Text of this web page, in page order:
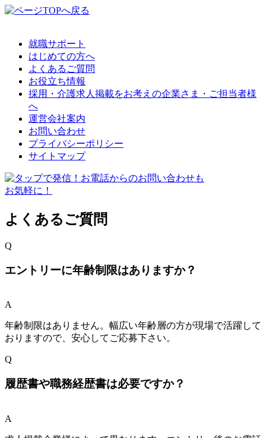
就職サポート
はじめての方へ
よくあるご質問
お役立ち情報
採用・介護求人掲載をお考えの企業さま・ご担当者様
へ
運営会社案内
お問い合わせ
プライバシーポリシー
サイトマップ
よくあるご質問
Q
エントリーに年齢制限はありますか？
A
年齢制限はありません。幅広い年齢層の方が現場で活躍して
おりますので、安心してご応募下さい。
Q
履歴書や職務経歴書は必要ですか？
A